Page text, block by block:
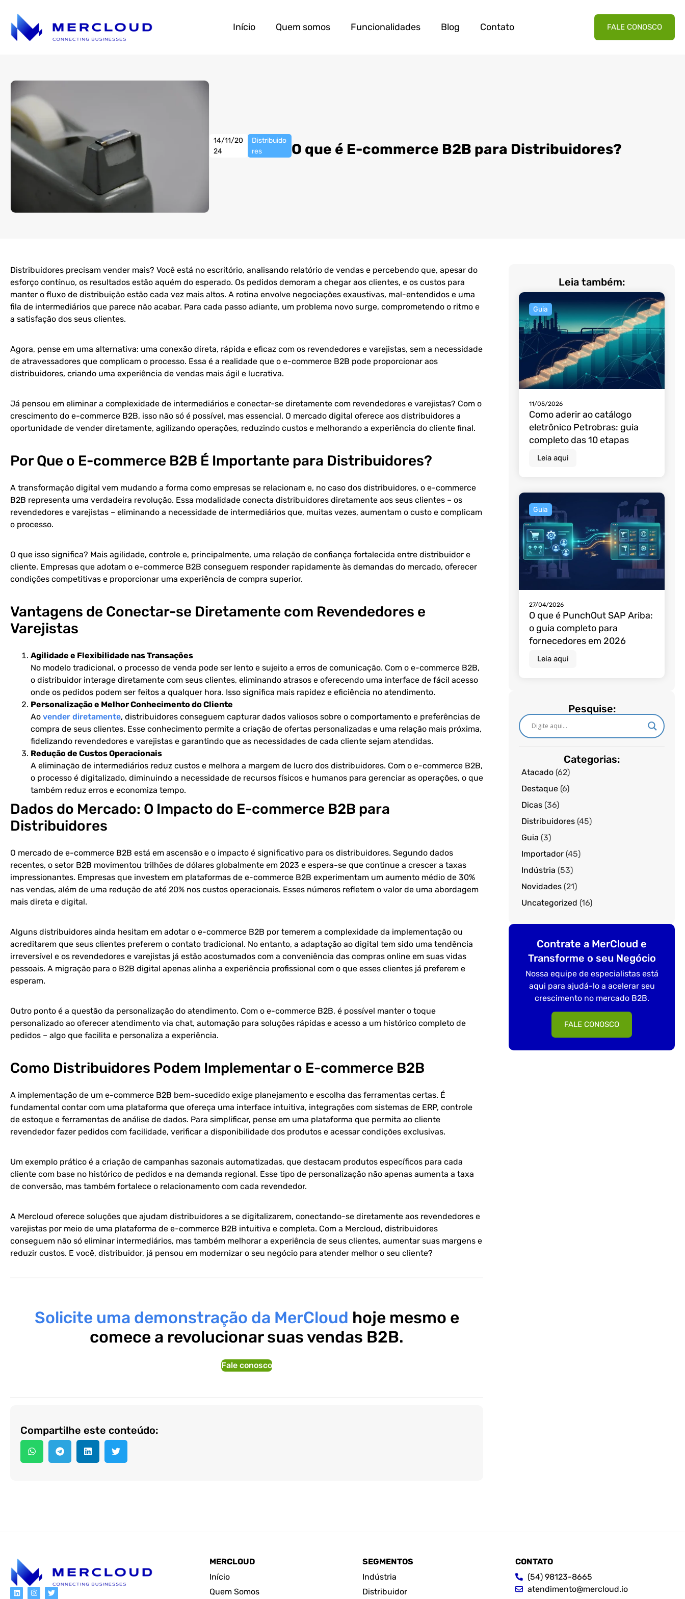
Início Quem somos Funcionalidades Blog Contato FALE CONOSCO
14/11/20
24
Distribuido
res
O que é E-commerce B2B para Distribuidores?
Distribuidores precisam vender mais? Você está no escritório, analisando relatório de vendas e percebendo que, apesar do
esforço contínuo, os resultados estão aquém do esperado. Os pedidos demoram a chegar aos clientes, e os custos para
manter o fluxo de distribuição estão cada vez mais altos. A rotina envolve negociações exaustivas, mal-entendidos e uma
fila de intermediários que parece não acabar. Para cada passo adiante, um problema novo surge, comprometendo o ritmo e
a satisfação dos seus clientes.
Agora, pense em uma alternativa: uma conexão direta, rápida e eficaz com os revendedores e varejistas, sem a necessidade
de atravessadores que complicam o processo. Essa é a realidade que o e-commerce B2B pode proporcionar aos
distribuidores, criando uma experiência de vendas mais ágil e lucrativa.
Já pensou em eliminar a complexidade de intermediários e conectar-se diretamente com revendedores e varejistas? Com o
crescimento do e-commerce B2B, isso não só é possível, mas essencial. O mercado digital oferece aos distribuidores a
oportunidade de vender diretamente, agilizando operações, reduzindo custos e melhorando a experiência do cliente final.
Por Que o E-commerce B2B É Importante para Distribuidores?
A transformação digital vem mudando a forma como empresas se relacionam e, no caso dos distribuidores, o e-commerce
B2B representa uma verdadeira revolução. Essa modalidade conecta distribuidores diretamente aos seus clientes – os
revendedores e varejistas – eliminando a necessidade de intermediários que, muitas vezes, aumentam o custo e complicam
o processo.
O que isso significa? Mais agilidade, controle e, principalmente, uma relação de confiança fortalecida entre distribuidor e
cliente. Empresas que adotam o e-commerce B2B conseguem responder rapidamente às demandas do mercado, oferecer
condições competitivas e proporcionar uma experiência de compra superior.
Vantagens de Conectar-se Diretamente com Revendedores e
Varejistas
Agilidade e Flexibilidade nas Transações
No modelo tradicional, o processo de venda pode ser lento e sujeito a erros de comunicação. Com o e-commerce B2B,
o distribuidor interage diretamente com seus clientes, eliminando atrasos e oferecendo uma interface de fácil acesso
onde os pedidos podem ser feitos a qualquer hora. Isso significa mais rapidez e eficiência no atendimento.
Personalização e Melhor Conhecimento do Cliente
Ao vender diretamente, distribuidores conseguem capturar dados valiosos sobre o comportamento e preferências de
compra de seus clientes. Esse conhecimento permite a criação de ofertas personalizadas e uma relação mais próxima,
fidelizando revendedores e varejistas e garantindo que as necessidades de cada cliente sejam atendidas.
Redução de Custos Operacionais
A eliminação de intermediários reduz custos e melhora a margem de lucro dos distribuidores. Com o e-commerce B2B,
o processo é digitalizado, diminuindo a necessidade de recursos físicos e humanos para gerenciar as operações, o que
também reduz erros e economiza tempo.
Dados do Mercado: O Impacto do E-commerce B2B para
Distribuidores
O mercado de e-commerce B2B está em ascensão e o impacto é significativo para os distribuidores. Segundo dados
recentes, o setor B2B movimentou trilhões de dólares globalmente em 2023 e espera-se que continue a crescer a taxas
impressionantes. Empresas que investem em plataformas de e-commerce B2B experimentam um aumento médio de 30%
nas vendas, além de uma redução de até 20% nos custos operacionais. Esses números refletem o valor de uma abordagem
mais direta e digital.
Alguns distribuidores ainda hesitam em adotar o e-commerce B2B por temerem a complexidade da implementação ou
acreditarem que seus clientes preferem o contato tradicional. No entanto, a adaptação ao digital tem sido uma tendência
irreversível e os revendedores e varejistas já estão acostumados com a conveniência das compras online em suas vidas
pessoais. A migração para o B2B digital apenas alinha a experiência profissional com o que esses clientes já preferem e
esperam.
Outro ponto é a questão da personalização do atendimento. Com o e-commerce B2B, é possível manter o toque
personalizado ao oferecer atendimento via chat, automação para soluções rápidas e acesso a um histórico completo de
pedidos – algo que facilita e personaliza a experiência.
Como Distribuidores Podem Implementar o E-commerce B2B
A implementação de um e-commerce B2B bem-sucedido exige planejamento e escolha das ferramentas certas. É
fundamental contar com uma plataforma que ofereça uma interface intuitiva, integrações com sistemas de ERP, controle
de estoque e ferramentas de análise de dados. Para simplificar, pense em uma plataforma que permita ao cliente
revendedor fazer pedidos com facilidade, verificar a disponibilidade dos produtos e acessar condições exclusivas.
Um exemplo prático é a criação de campanhas sazonais automatizadas, que destacam produtos específicos para cada
cliente com base no histórico de pedidos e na demanda regional. Esse tipo de personalização não apenas aumenta a taxa
de conversão, mas também fortalece o relacionamento com cada revendedor.
A Mercloud oferece soluções que ajudam distribuidores a se digitalizarem, conectando-se diretamente aos revendedores e
varejistas por meio de uma plataforma de e-commerce B2B intuitiva e completa. Com a Mercloud, distribuidores
conseguem não só eliminar intermediários, mas também melhorar a experiência de seus clientes, aumentar suas margens e
reduzir custos. E você, distribuidor, já pensou em modernizar o seu negócio para atender melhor o seu cliente?
Solicite uma demonstração da MerCloud hoje mesmo e
comece a revolucionar suas vendas B2B.
Fale conosco
Compartilhe este conteúdo:
Leia também:
Guia
11/05/2026
Como aderir ao catálogo
eletrônico Petrobras: guia
completo das 10 etapas
Leia aqui
Guia
27/04/2026
O que é PunchOut SAP Ariba:
o guia completo para
fornecedores em 2026
Leia aqui
Pesquise:
Categorias:
Atacado (62)
Destaque (6)
Dicas (36)
Distribuidores (45)
Guia (3)
Importador (45)
Indústria (53)
Novidades (21)
Uncategorized (16)
Contrate a MerCloud e
Transforme o seu Negócio
Nossa equipe de especialistas está
aqui para ajudá-lo a acelerar seu
crescimento no mercado B2B.
FALE CONOSCO
MERCLOUD
Início
Quem Somos
SEGMENTOS
Indústria
Distribuidor
CONTATO
(54) 98123-8665
atendimento@mercloud.io